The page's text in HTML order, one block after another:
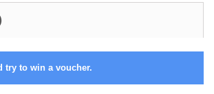
try to win a voucher.